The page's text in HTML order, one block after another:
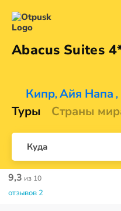
Abacus Suites
Кипр, Айя Напа ,
Туры Страны
Куда
9,3 из 10
отзывов 2